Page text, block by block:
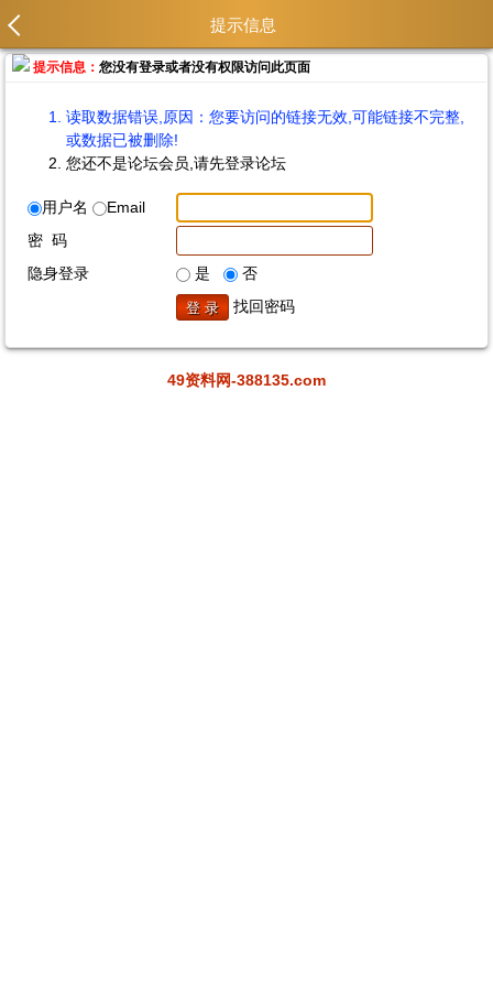
提示信息
提示信息：您没有登录或者没有权限访问此页面
读取数据错误,原因：您要访问的链接无效,可能链接不完整,
或数据已被删除!
您还不是论坛会员,请先登录论坛
用户名
Email
密 码
隐身登录
是
否
找回密码
49资料网-388135.com